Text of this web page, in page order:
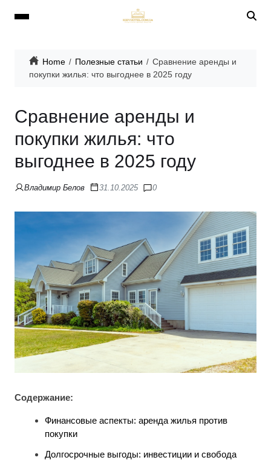
Home Полезные статьи
Сравнение аренды и
покупки жилья: что выгоднее в 2025 году
Сравнение аренды и
покупки жилья: что
выгоднее в 2025 году
Владимир Белов 31.10.2025 0
Содержание:
Финансовые аспекты: аренда жилья против
покупки
Долгосрочные выгоды: инвестиции и свобода